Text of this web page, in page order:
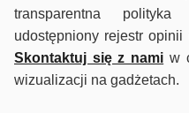
transparentna
udostępniony rejestr
Skontaktuj się z nami w
wizualizacji na gadżetach.